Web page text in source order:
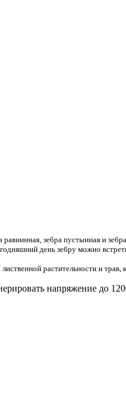
зебра пустынная и
день зебру можно
растительности и
напряжение до